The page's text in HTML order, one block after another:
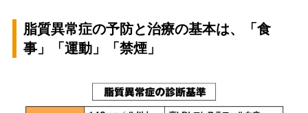
脂質異常症の予防と治療の基本は、「食
事」「運動」「禁煙」